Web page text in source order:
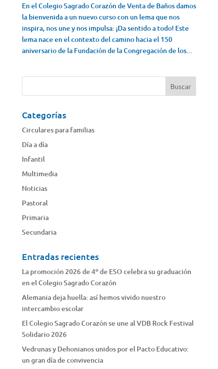
En el Colegio Sagrado Corazón de Venta de Baños damos
la bienvenida a un nuevo curso con un lema que nos
inspira, nos une y nos impulsa: ¡Da sentido a todo! Este
lema nace en el contexto del camino hacia el 150
aniversario de la Fundación de la Congregación de los...
Categorías
Circulares para familias
Día a día
Infantil
Multimedia
Noticias
Pastoral
Primaria
Secundaria
Entradas recientes
La promoción 2026 de 4º de ESO celebra su graduación
en el Colegio Sagrado Corazón
Alemania deja huella: así hemos vivido nuestro
intercambio escolar
El Colegio Sagrado Corazón se une al VDB Rock Festival
Solidario 2026
Vedrunas y Dehonianos unidos por el Pacto Educativo:
un gran día de convivencia